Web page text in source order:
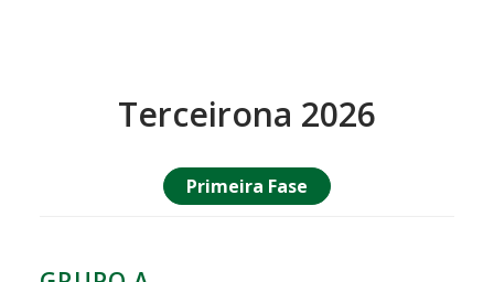
Terceirona 2026
Primeira Fase